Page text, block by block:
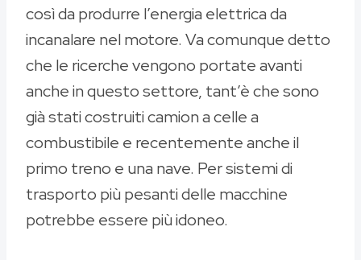
così da produrre l’energia elettrica da
incanalare nel motore. Va comunque detto
che le ricerche vengono portate avanti
anche in questo settore, tant’è che sono
già stati costruiti camion a celle a
combustibile e recentemente anche il
primo treno e una nave. Per sistemi di
trasporto più pesanti delle macchine
potrebbe essere più idoneo.